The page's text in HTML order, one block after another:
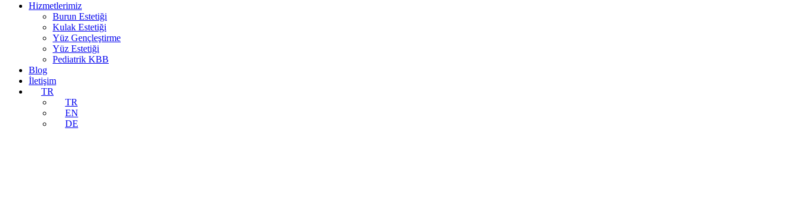
Hizmetlerimiz
Burun Estetiği
Kulak Estetiği
Yüz Gençleştirme
Yüz Estetiği
Pediatrik KBB
Blog
İletişim
TR
TR
EN
DE